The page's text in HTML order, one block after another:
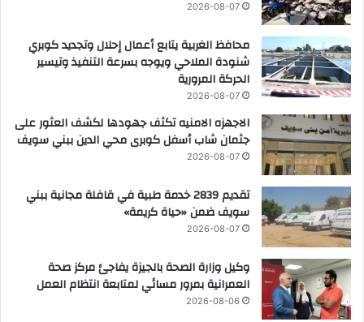
2026-08-07
محافظ الغربية يتابع أعمال إحلال وتجديد كوبري
شنودة الملاحي ويوجه بسرعة التنفيذ وتيسير
الحركة المرورية
2026-08-07
الاجهزه الامنيه تكثف جهودها لكشف العثور على
جثمان شاب أسفل كوبرى محي الدين ببني سويف
2026-08-07
تقديم 2839 خدمة طبية في قافلة مجانية ببني
سويف ضمن «حياة كريمة»
2026-08-07
وكيل وزارة الصحة بالجيزة يفاجئ مركز صحة
العمرانية بمرور مسائي لمتابعة انتظام العمل
2026-08-06